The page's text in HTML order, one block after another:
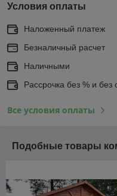
Условия оплаты
Наложенный платеж
Безналичный расчет
Наличными
Рассрочка без % и
Все условия оплаты
Подобные товары